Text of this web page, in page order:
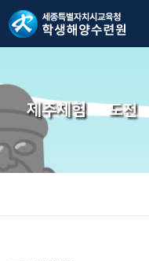
제주체험 도전